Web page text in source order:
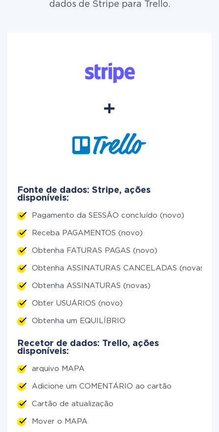
dados de Stripe para Trello.
Fonte de dados: Stripe, ações
disponíveis:
Pagamento da SESSÃO concluído (novo)
Receba PAGAMENTOS (novo)
Obtenha FATURAS PAGAS (novo)
Obtenha ASSINATURAS CANCELADAS (novas)
Obtenha ASSINATURAS (novas)
Obter USUÁRIOS (novo)
Obtenha um EQUILÍBRIO
Recetor de dados: Trello, ações
disponíveis:
arquivo MAPA
Adicione um COMENTÁRIO ao cartão
Cartão de atualização
Mover o MAPA